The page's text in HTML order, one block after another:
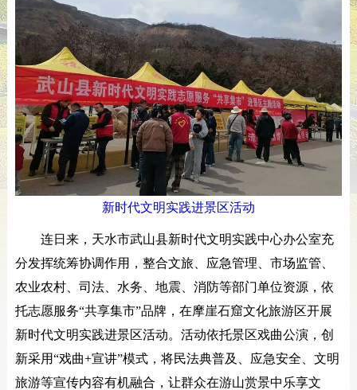
新时代文明实践进景区活动
连日来，天水市武山县新时代文明实践中心办公室充
分发挥统筹协调作用，整合文旅、应急管理、市场监管、
农业农村、司法、水务、地震、消防等部门单位资源，依
托志愿服务“共享集市”品牌，在摩崖石窟文化旅游区开展
新时代文明实践进景区活动。活动依托景区戏曲公演，创
新采用“戏曲+宣讲”模式，将民法典普及、应急安全、文明
旅游等宣传内容有机融合，让群众在游山赏景中乐享文